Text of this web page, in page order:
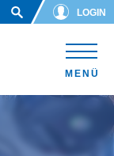
LOGIN
MENÜ